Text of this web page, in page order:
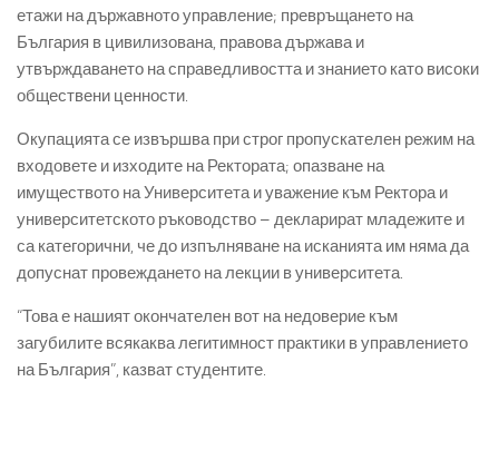
етажи на държавното управление; превръщането на
България в цивилизована, правова държава и
утвърждаването на справедливостта и знанието като високи
обществени ценности.
Окупацията се извършва при строг пропускателен режим на
входовете и изходите на Ректората; опазване на
имуществото на Университета и уважение към Ректора и
университетското ръководство – декларират младежите и
са категорични, че до изпълняване на исканията им няма да
допуснат провеждането на лекции в университета.
“Това е нашият окончателен вот на недоверие към
загубилите всякаква легитимност практики в управлението
на България”, казват студентите.